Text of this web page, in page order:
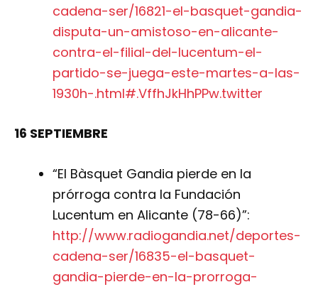
cadena-ser/16821-el-basquet-gandia-
disputa-un-amistoso-en-alicante-
contra-el-filial-del-lucentum-el-
partido-se-juega-este-martes-a-las-
1930h-.html#.VffhJkHhPPw.twitter
16 SEPTIEMBRE
“El Bàsquet Gandia pierde en la
prórroga contra la Fundación
Lucentum en Alicante (78-66)”:
http://www.radiogandia.net/deportes-
cadena-ser/16835-el-basquet-
gandia-pierde-en-la-prorroga-